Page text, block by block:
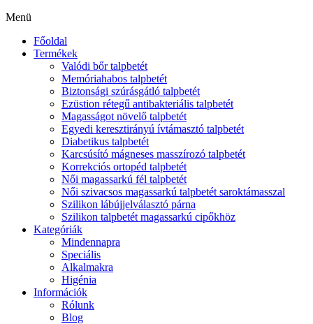
Menü
Főoldal
Termékek
Valódi bőr talpbetét
Memóriahabos talpbetét
Biztonsági szúrásgátló talpbetét
Ezüstion rétegű antibakteriális talpbetét
Magasságot növelő talpbetét
Egyedi keresztirányú ívtámasztó talpbetét
Diabetikus talpbetét
Karcsúsító mágneses masszírozó talpbetét
Korrekciós ortopéd talpbetét
Női magassarkú fél talpbetét
Női szivacsos magassarkú talpbetét saroktámasszal
Szilikon lábújjelválasztó párna
Szilikon talpbetét magassarkú cipőkhöz
Kategóriák
Mindennapra
Speciális
Alkalmakra
Higénia
Információk
Rólunk
Blog